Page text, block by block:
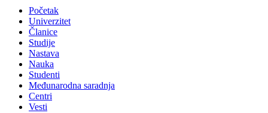
Početak
Univerzitet
Članice
Studije
Nastava
Nauka
Studenti
Međunarodna saradnja
Centri
Vesti